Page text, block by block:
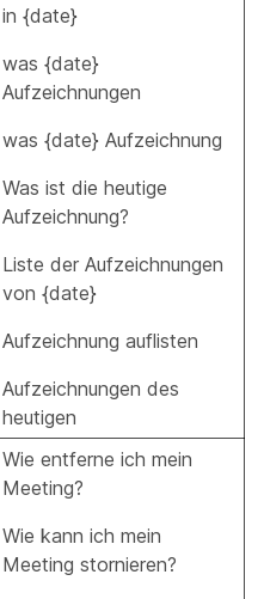
in {date}
was {date}
Aufzeichnungen
was {date} Aufzeichnung
Was ist die heutige
Aufzeichnung?
Liste der Aufzeichnungen
von {date}
Aufzeichnung auflisten
Aufzeichnungen des
heutigen
Wie entferne ich mein
Meeting?
Wie kann ich mein
Meeting stornieren?